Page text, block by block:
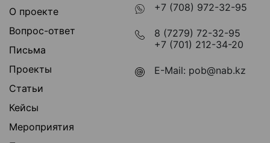
О проекте
Вопрос-ответ
Письма
Проекты
Статьи
Кейсы
Мероприятия
+7 (708) 972-32-95
8 (7279) 72-32-95
+7 (701) 212-34-20
E-Mail: pob@nab.kz